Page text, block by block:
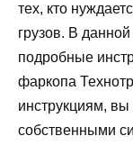
тех, кто
грузов. В
подробные
фаркопа
инструкциям, вы
собственными